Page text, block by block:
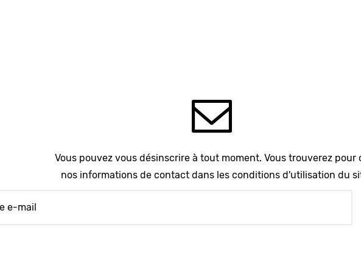
Vous pouvez vous désinscrire à tout moment. Vous trouverez pour
nos informations de contact dans les conditions d'utilisation du